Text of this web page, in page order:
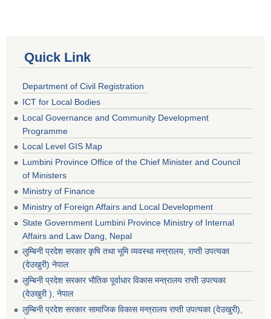
Quick Link
Department of Civil Registration
ICT for Local Bodies
Local Governance and Community Development
Programme
Local Level GIS Map
Lumbini Province Office of the Chief Minister and Council
of Ministers
Ministry of Finance
Ministry of Foreign Affairs and Local Development
State Government Lumbini Province Ministry of Internal
Affairs and Law Dang, Nepal
लुम्बिनी प्रदेश सरकार कृषि तथा भूमि व्यवस्था मन्त्रालय, राप्ती उपत्यका
(देउखुरी) नेपाल
लुम्बिनी प्रदेश सरकार भौतिक पूर्वाधार विकास मन्त्रालय राप्ती उपत्यका
(देउखुरी ), नेपाल
‌लुम्बिनी प्रदेश सरकार सामाजिक विकास मन्‍‍त्रालय राप्ती उपत्यका (देउखुरी),